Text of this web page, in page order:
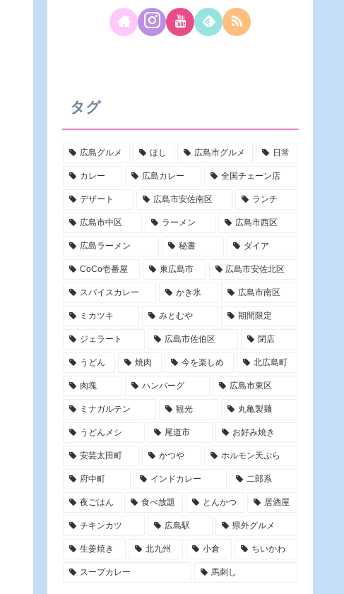
タグ
広島グルメ ほし 広島市グルメ 日常
カレー 広島カレー 全国チェーン店
デザート 広島市安佐南区 ランチ
広島市中区 ラーメン 広島市西区
広島ラーメン 秘書 ダイア
CoCo壱番屋 東広島市 広島市安佐北区
スパイスカレー かき氷 広島市南区
ミカツキ みとむや 期間限定
ジェラート 広島市佐伯区 閉店
うどん 焼肉 今を楽しめ 北広島町
肉塊 ハンバーグ 広島市東区
ミナガルテン 観光 丸亀製麺
うどんメシ 尾道市 お好み焼き
安芸太田町 かつや ホルモン天ぷら
府中町 インドカレー 二郎系
夜ごはん 食べ放題 とんかつ 居酒屋
チキンカツ 広島駅 県外グルメ
生姜焼き 北九州 小倉 ちいかわ
スープカレー 馬刺し